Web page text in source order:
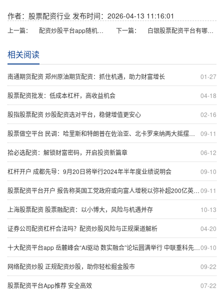
作者：股票配资行业 发布时间：2026-04-13 11:16:01
上一篇： 配资炒股平台app随机生成含有中立性、权威性、客观性、合规性和信息实用性适合网站发布不超30字的标题 下一篇： 白银股票配资平台有哪些？正规安全渠道推荐
相关阅读
01-27
南通期货配资 郑州原油期货配资：抓住机遇，助力财富增长
04-18
股票配资批发：低成本杠杆，高收益机会
02-16
股指股票配资 炒股配资选对平台，稳健增值更安心
09-11
股票做空平台 民调：哈里斯和特朗普在佐治亚、北卡罗来纳两大摇摆州胜负难分
06-12
拾必选配资：解锁财富密码，开启投资新篇章
09-10
杠杆开户 成都先导：9月20日将举行2024年半年度业绩说明会
09-11
股票配资平台开户 报告称英国工党政府或向富人增税以弥补超200亿英镑财政亏空
10-13
上海股票配资 股票融配资：以小博大，风险与机遇并存
04-20
证券公司配资杠杆合法吗？配资炒股风险与正规渠道解析
09-10
十大配资平台app 岳麓峰会“AI驱动 数实融合”论坛圆满举行 中联重科先进制造+AI科技感十足
09-22
网络配资炒股 正规配资炒股，助你轻松掘金股市
07-22
股票配资平台App推荐 安全高效